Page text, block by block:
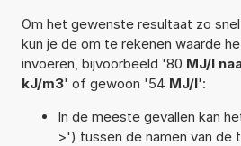
Om het gewenste resultaat zo
kun je de om te rekenen waarde
invoeren, bijvoorbeeld '80 MJ/l
kJ/m3' of gewoon '54 MJ/l':
In de meeste gevallen kan
>') tussen de namen van de